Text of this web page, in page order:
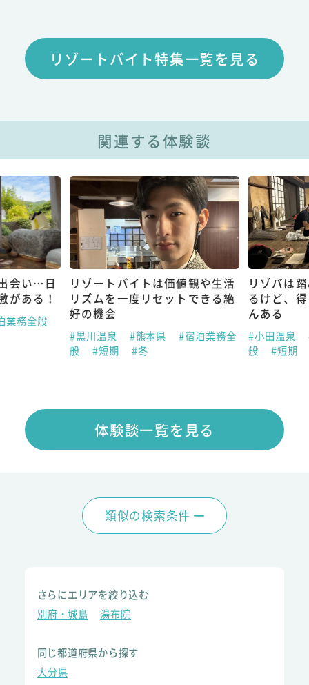
リゾートバイト特集一覧を見る
関連する体験談
会い…日
がある！
業務全般
リゾートバイトは価値観や生活
リズムを一度リセットできる絶
好の機会
#黒川温泉 #熊本県
#宿泊業務全
般
#短期 #冬
リゾバは
るけど、
んある
#小田温泉
般
#短期
体験談一覧を見る
類似の検索条件
さらにエリアを絞り込む
別府・城島
湯布院
同じ都道府県から探す
大分県